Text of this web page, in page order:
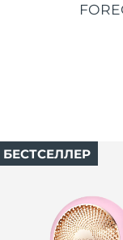
БЕСТСЕЛЛЕР